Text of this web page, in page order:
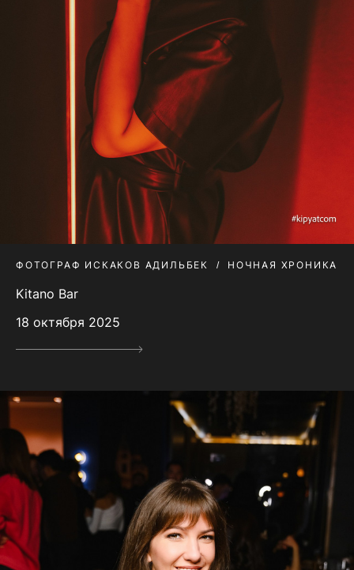
ФОТОГРАФ ИСКАКОВ АДИЛЬБЕК НОЧНАЯ ХРОНИКА
Kitano Bar
18 октября 2025